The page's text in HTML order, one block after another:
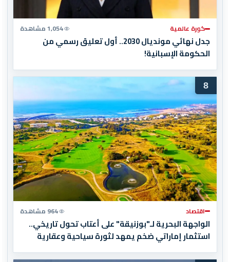
كورة عالمية 1,054 مشاهدة
جدل نهائي مونديال 2030.. أول تعليق رسمي من
الحكومة الإسبانية!
8
اقتصاد 964 مشاهدة
الواجهة البحرية لـ"بوزنيقة" على أعتاب تحول تاريخي..
استثمار إماراتي ضخم يمهد لثورة سياحية وعقارية